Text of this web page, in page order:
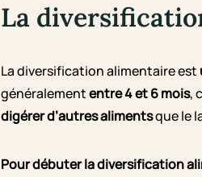
La
La diversification alimentaire est
généralemententre 4 et 6 mois,
digérer d’autres alimentsque le
Pour débuter la diversification